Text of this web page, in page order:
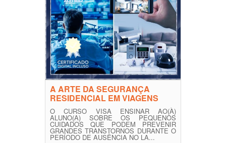
A ARTE DA SEGURANÇA
RESIDENCIAL EM VIAGENS
O CURSO VISA ENSINAR AO(À)
ALUNO(A) SOBRE OS PEQUENOS
CUIDADOS QUE PODEM PREVENIR
GRANDES TRANSTORNOS DURANTE O
PERÍODO DE AUSÊNCIA NO LA...